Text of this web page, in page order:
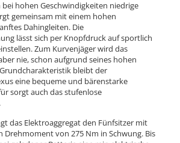
bei hohen Geschwindigkeiten niedrige
gemeinsam mit einem hohen
Dahingleiten. Die
lässt sich per Knopfdruck auf sportlich
Zum Kurvenjäger wird das
nie, schon aufgrund seines hohen
bleibt der
eine bequeme und bärenstarke
sorgt auch das stufenlose
das Elektroaggregat den Fünfsitzer mit
Drehmoment von 275 Nm in Schwung. Bis